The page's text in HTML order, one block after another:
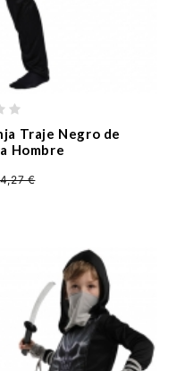
Traje Negro de
Hombre
€